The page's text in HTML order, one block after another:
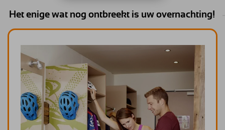
Het enige wat nog ontbreekt is uw overnachting!